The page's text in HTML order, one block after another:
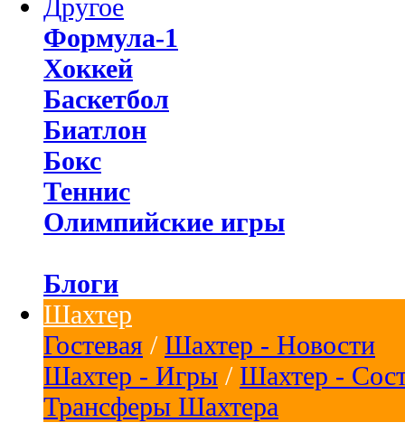
Другое
Формула-1
Хоккей
Баскетбол
Биатлон
Бокс
Теннис
Олимпийские игры
Блоги
Шахтер
Гостевая / Шахтер - Новости
Шахтер - Игры / Шахтер -
Трансферы Шахтера